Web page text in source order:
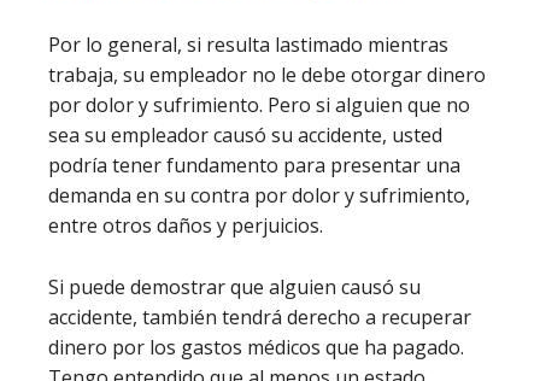
Por lo general, si resulta lastimado mientras
trabaja, su empleador no le debe otorgar dinero
por dolor y sufrimiento. Pero si alguien que no
sea su empleador causó su accidente, usted
podría tener fundamento para presentar una
demanda en su contra por dolor y sufrimiento,
entre otros daños y perjuicios.
Si puede demostrar que alguien causó su
accidente, también tendrá derecho a recuperar
dinero por los gastos médicos que ha pagado.